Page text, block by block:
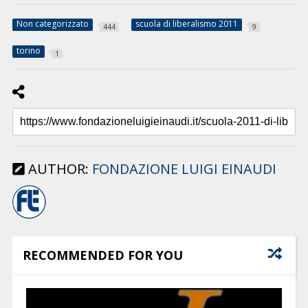
Non categorizzato 444 scuola di liberalismo 2011 9
torino 1
AUTHOR: FONDAZIONE LUIGI EINAUDI
RECOMMENDED FOR YOU